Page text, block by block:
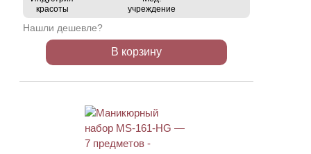
красоты
учреждение
Нашли дешевле?
В корзину